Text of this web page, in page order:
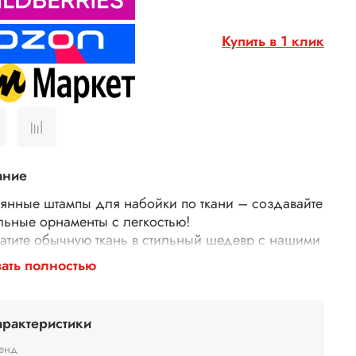
Купить в 1 клик
штампы для набойки по ткани – создавайте
орнаменты с легкостью!
обычную ткань в стильный шедевр с нашими
штампами для набойки! Идеально
для декора одежды, текстиля, сумок,
выбирают наши штампы?
– изготовлены из дерева.
оттиск – резные узоры и орнаменты гарантируют
полностью